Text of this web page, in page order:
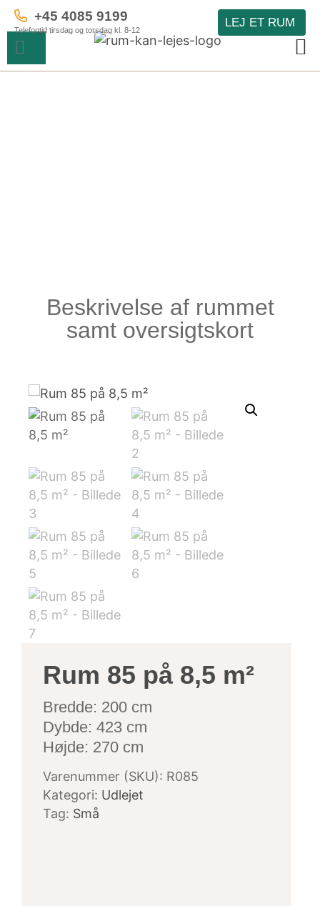
+45 4085 9199
Telefontid tirsdag og torsdag kl. 8-12
LEJ ET RUM
Beskrivelse af rummet
samt oversigtskort
Rum 85 på 8,5 m²
Bredde: 200 cm
Dybde: 423 cm
Højde: 270 cm
Varenummer (SKU): R085
Kategori: Udlejet
Tag: Små